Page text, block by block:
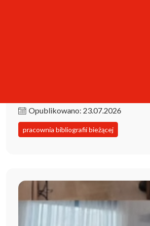
Opublikowano: 23.07.2026
pracownia bibliografii bieżącej